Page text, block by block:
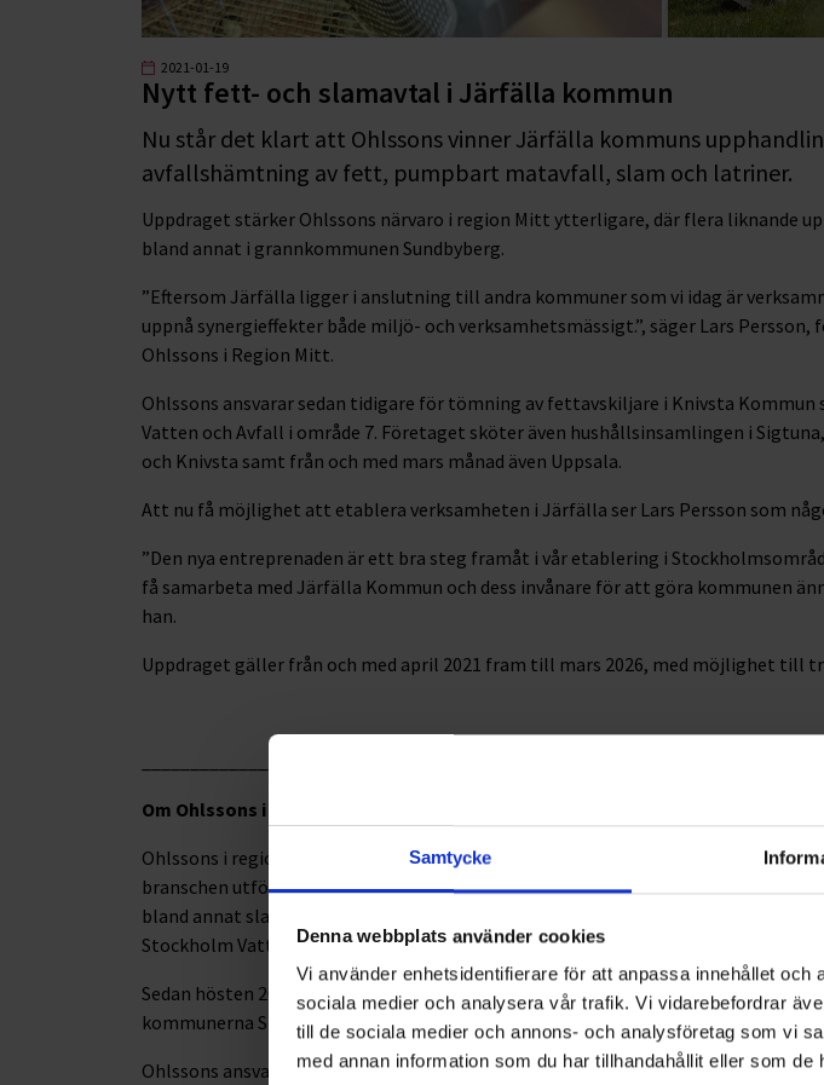
Samtycke
Denna webbplats använder cookies
Vi använder enhetsidentifierare för att anpassa innehållet
sociala medier och analysera vår trafik. Vi vidarebefordrar
till de sociala medier och annons- och analysföretag som vi
med annan information som du har tillhandahållit eller som
2021-01-19
Nytt fett- och slamavtal i Järfälla kommun
Nu står det klart att Ohlssons vinner Järfälla kommuns
avfallshämtning av fett, pumpbart matavfall, slam och latriner.
Uppdraget stärker Ohlssons närvaro i region Mitt ytterligare, där flera liknande
bland annat i grannkommunen Sundbyberg.
”Eftersom Järfälla ligger i anslutning till andra kommuner som vi idag är
uppnå synergieffekter både miljö- och verksamhetsmässigt.”, säger Lars
Ohlssons i Region Mitt.
Ohlssons ansvarar sedan tidigare för tömning av fettavskiljare i Knivsta
Vatten och Avfall i område 7. Företaget sköter även hushållsinsamlingen i
och Knivsta samt från och med mars månad även Uppsala.
Att nu få möjlighet att etablera verksamheten i Järfälla ser Lars Persson som
”Den nya entreprenaden är ett bra steg framåt i vår etablering i
få samarbeta med Järfälla Kommun och dess invånare för att göra kommunen
han.
Uppdraget gäller från och med april 2021 fram till mars 2026, med möjlighet till
Om Ohlssons i Region Mitt
Ohlssons i region Mitt är verksamma inom miljö, renhållning, spol- och
branschen utförs VA-tjänster för fastigheter, industrier och företag. Bland de
bland annat slamentreprenad i Sundbyberg samt tömning av fettavskiljare åt
Stockholm Vatten och Avfall.
Sedan hösten 2020 sköter Ohlssons renhållningsentreprenaden och insamlingen
kommunerna Sigtuna, Håbo, Upplands-Bro och Knivsta samt från och med mars
Ohlssons ansvarar även för tidningsinsamling på uppdrag av Pressretur i stora